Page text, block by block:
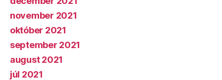
november 2021
október 2021
september 2021
august 2021
júl 2021